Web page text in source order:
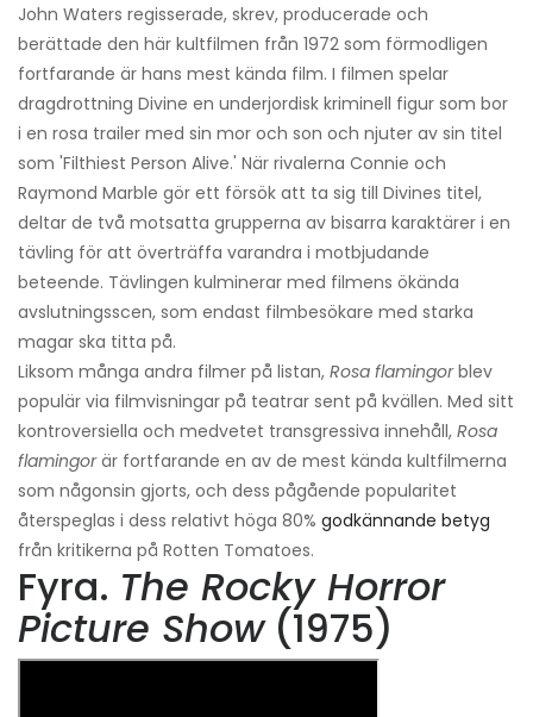
John Waters regisserade, skrev, producerade och
berättade den här kultfilmen från 1972 som förmodligen
fortfarande är hans mest kända film. I filmen spelar
dragdrottning Divine en underjordisk kriminell figur som bor
i en rosa trailer med sin mor och son och njuter av sin titel
som 'Filthiest Person Alive.' När rivalerna Connie och
Raymond Marble gör ett försök att ta sig till Divines titel,
deltar de två motsatta grupperna av bisarra karaktärer i en
tävling för att överträffa varandra i motbjudande
beteende. Tävlingen kulminerar med filmens ökända
avslutningsscen, som endast filmbesökare med starka
magar ska titta på.
Liksom många andra filmer på listan, Rosa flamingorblev
populär via filmvisningar på teatrar sent på kvällen. Med sitt
kontroversiella och medvetet transgressiva innehåll, Rosa
flamingorär fortfarande en av de mest kända kultfilmerna
som någonsin gjorts, och dess pågående popularitet
återspeglas i dess relativt höga 80% godkännande betyg
från kritikerna på Rotten Tomatoes.
Fyra. The Rocky Horror
Picture Show(1975)